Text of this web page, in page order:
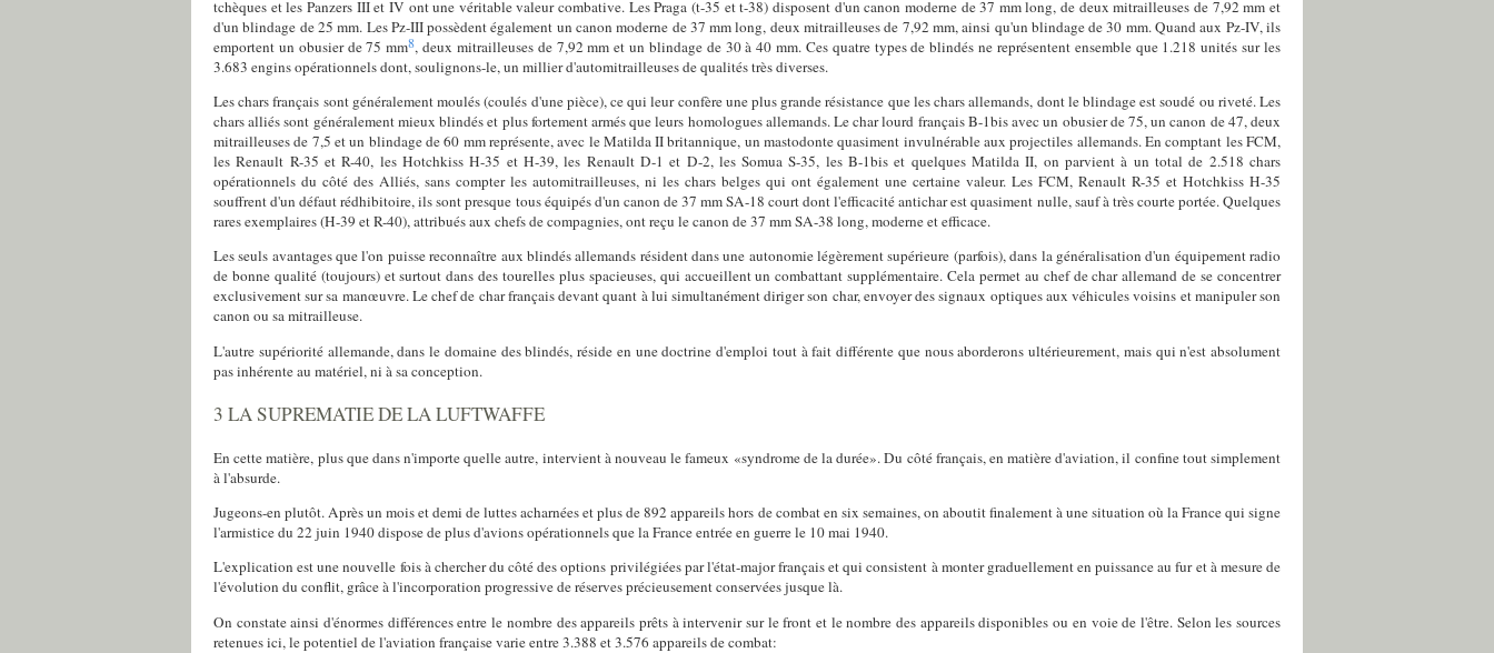
tchèques et les Panzers III et IV ont une véritable valeur combative. Les Praga (t-35 et t-38) disposent d'un canon moderne de 37 mm long, de deux mitrailleuses de 7,92 mm et
d'un blindage de 25 mm. Les Pz-III possèdent également un canon moderne de 37 mm long, deux mitrailleuses de 7,92 mm, ainsi qu'un blindage de 30 mm. Quand aux Pz-IV, ils
emportent un obusier de 75 mm8, deux mitrailleuses de 7,92 mm et un blindage de 30 à 40 mm. Ces quatre types de blindés ne représentent ensemble que 1.218 unités sur les
3.683 engins opérationnels dont, soulignons-le, un millier d'automitrailleuses de qualités très diverses.
Les chars français sont généralement moulés (coulés d'une pièce), ce qui leur confère une plus grande résistance que les chars allemands, dont le blindage est soudé ou riveté. Les
chars alliés sont généralement mieux blindés et plus fortement armés que leurs homologues allemands. Le char lourd français B-1bis avec un obusier de 75, un canon de 47, deux
mitrailleuses de 7,5 et un blindage de 60 mm représente, avec le Matilda II britannique, un mastodonte quasiment invulnérable aux projectiles allemands. En comptant les FCM,
les Renault R-35 et R-40, les Hotchkiss H-35 et H-39, les Renault D-1 et D-2, les Somua S-35, les B-1bis et quelques Matilda II, on parvient à un total de 2.518 chars
opérationnels du côté des Alliés, sans compter les automitrailleuses, ni les chars belges qui ont également une certaine valeur. Les FCM, Renault R-35 et Hotchkiss H-35
souffrent d'un défaut rédhibitoire, ils sont presque tous équipés d'un canon de 37 mm SA-18 court dont l'efficacité antichar est quasiment nulle, sauf à très courte portée. Quelques
rares exemplaires (H-39 et R-40), attribués aux chefs de compagnies, ont reçu le canon de 37 mm SA-38 long, moderne et efficace.
Les seuls avantages que l'on puisse reconnaître aux blindés allemands résident dans une autonomie légèrement supérieure (parfois), dans la généralisation d'un équipement radio
de bonne qualité (toujours) et surtout dans des tourelles plus spacieuses, qui accueillent un combattant supplémentaire. Cela permet au chef de char allemand de se concentrer
exclusivement sur sa manœuvre. Le chef de char français devant quant à lui simultanément diriger son char, envoyer des signaux optiques aux véhicules voisins et manipuler son
canon ou sa mitrailleuse.
L'autre supériorité allemande, dans le domaine des blindés, réside en une doctrine d'emploi tout à fait différente que nous aborderons ultérieurement, mais qui n'est absolument
pas inhérente au matériel, ni à sa conception.
3 LA SUPREMATIE DE LA LUFTWAFFE
En cette matière, plus que dans n'importe quelle autre, intervient à nouveau le fameux «syndrome de la durée». Du côté français, en matière d'aviation, il confine tout simplement
à l'absurde.
Jugeons-en plutôt. Après un mois et demi de luttes acharnées et plus de 892 appareils hors de combat en six semaines, on aboutit finalement à une situation où la France qui signe
l'armistice du 22 juin 1940 dispose de plus d'avions opérationnels que la France entrée en guerre le 10 mai 1940.
L'explication est une nouvelle fois à chercher du côté des options privilégiées par l'état-major français et qui consistent à monter graduellement en puissance au fur et à mesure de
l'évolution du conflit, grâce à l'incorporation progressive de réserves précieusement conservées jusque là.
On constate ainsi d'énormes différences entre le nombre des appareils prêts à intervenir sur le front et le nombre des appareils disponibles ou en voie de l'être. Selon les sources
retenues ici, le potentiel de l'aviation française varie entre 3.388 et 3.576 appareils de combat: